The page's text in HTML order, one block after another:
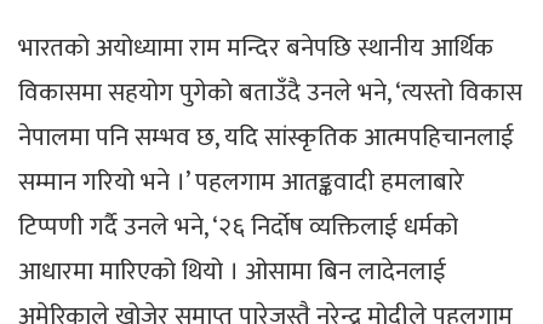
भारतको अयोध्यामा राम मन्दिर बनेपछि स्थानीय आर्थिक
विकासमा सहयोग पुगेको बताउँदै उनले भने, ‘त्यस्तो विकास
नेपालमा पनि सम्भव छ, यदि सांस्कृतिक आत्मपहिचानलाई
सम्मान गरियो भने ।’ पहलगाम आतङ्कवादी हमलाबारे
टिप्पणी गर्दै उनले भने, ‘२६ निर्दोष व्यक्तिलाई धर्मको
आधारमा मारिएको थियो । ओसामा बिन लादेनलाई